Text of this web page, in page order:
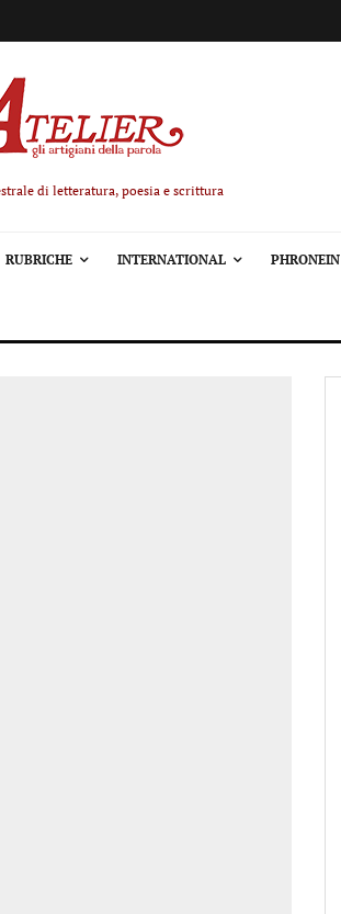
di letteratura, poesia e scrittura
RUBRICHE INTERNATIONAL PHRONEIN